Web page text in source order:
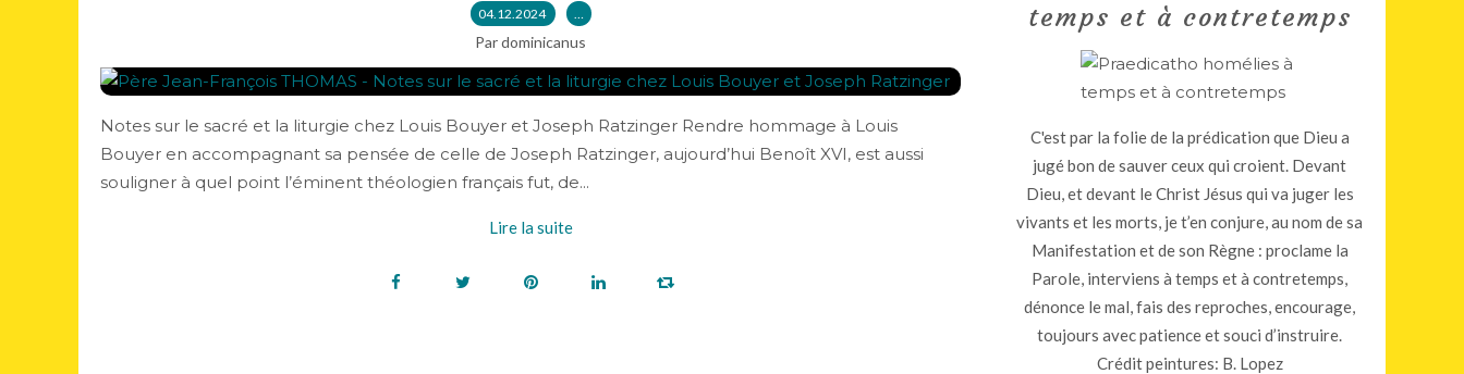
04.12.2024 …
Par dominicanus
Notes sur le sacré et la liturgie chez Louis Bouyer et Joseph Ratzinger Rendre hommage à Louis
Bouyer en accompagnant sa pensée de celle de Joseph Ratzinger, aujourd’hui Benoît XVI, est aussi
souligner à quel point l’éminent théologien français fut, de...
Lire la suite
temps et à contretemps
C'est par la folie de la prédication que Dieu a
jugé bon de sauver ceux qui croient. Devant
Dieu, et devant le Christ Jésus qui va juger les
vivants et les morts, je t’en conjure, au nom de sa
Manifestation et de son Règne : proclame la
Parole, interviens à temps et à contretemps,
dénonce le mal, fais des reproches, encourage,
toujours avec patience et souci d’instruire.
Crédit peintures: B. Lopez